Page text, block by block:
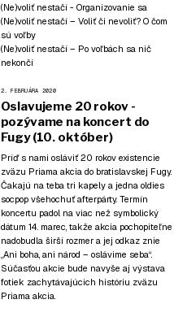
(Ne)voliť nestačí - Organizovanie sa
(Ne)voliť nestačí – Voliť či nevoliť? O čom
sú voľby
(Ne)voliť nestačí – Po voľbách sa nič
nekončí
2. FEBRUÁRA 2020
Oslavujeme 20 rokov -
pozývame na koncert do
Fugy (10. október)
Príď s nami osláviť 20 rokov existencie
zväzu Priama akcia do bratislavskej Fugy.
Čakajú na teba tri kapely a jedna oldies
socpop všehochuť afterpárty. Termín
koncertu padol na viac než symbolický
dátum 14. marec, takže akcia pochopiteľne
nadobudla širší rozmer a jej odkaz znie
„Ani boha, ani národ – oslávime seba“.
Súčasťou akcie bude navyše aj výstava
fotiek zachytávajúcich históriu zväzu
Priama akcia.